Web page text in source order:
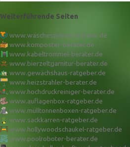
Weiterführende Seiten
www.wäschespinnen-berater.de
www.komposter-berater.de
www.kabeltrommel-berater.de
www.bierzeltgarnitur-berater.de
www.gewächshaus-ratgeber.de
www.heizstrahler-berater.de
www.hochdruckreiniger-berater.de
www.auflagenbox-ratgeber.de
www.mülltonnenboxen-ratgeber.de
www.sackkarren-ratgeber.de
www.hollywoodschaukel-ratgeber.de
www.poolroboter-berater.de